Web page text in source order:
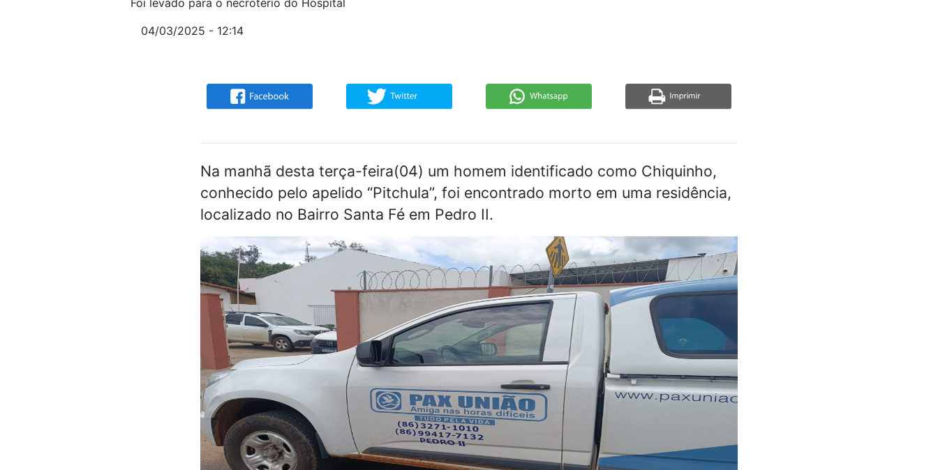
Foi levado para o necrotério do Hospital
04/03/2025 - 12:14
Na manhã desta terça-feira(04) um homem identificado como Chiquinho,
conhecido pelo apelido “Pitchula”, foi encontrado morto em uma residência,
localizado no Bairro Santa Fé em Pedro II.